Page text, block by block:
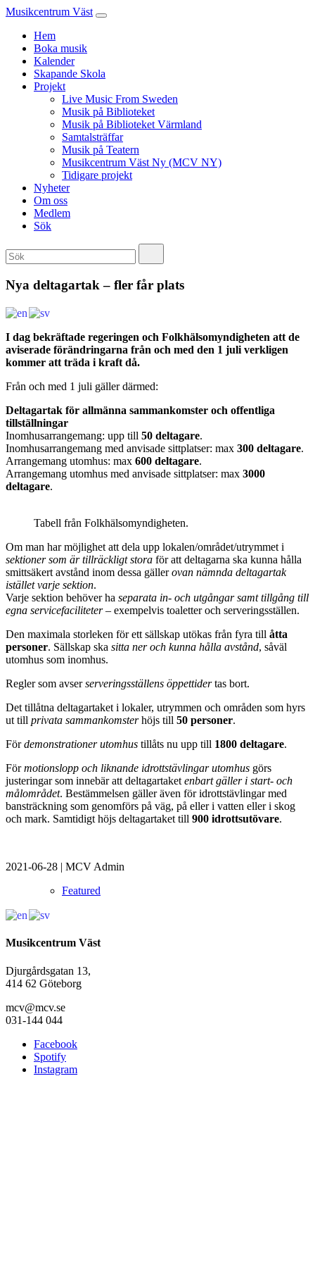
Musikcentrum Väst
Hem
Boka musik
Kalender
Skapande Skola
Projekt
Live Music From Sweden
Musik på Biblioteket
Musik på Biblioteket Värmland
Samtalsträffar
Musik på Teatern
Musikcentrum Väst Ny (MCV NY)
Tidigare projekt
Nyheter
Om oss
Medlem
Sök
Nya deltagartak – fler får plats
I dag bekräftade regeringen och Folkhälsomyndigheten att de
aviserade förändringarna från och med den 1 juli verkligen
kommer att träda i kraft då.
Från och med 1 juli gäller därmed:
Deltagartak för allmänna sammankomster och offentliga
tillställningar
Inomhusarrangemang: upp till 50 deltagare.
Inomhusarrangemang med anvisade sittplatser: max 300 deltagare.
Arrangemang utomhus: max 600 deltagare.
Arrangemang utomhus med anvisade sittplatser: max 3000
deltagare.
Tabell från Folkhälsomyndigheten.
Om man har möjlighet att dela upp lokalen/området/utrymmet i
sektioner som är tillräckligt stora för att deltagarna ska kunna hålla
smittsäkert avstånd inom dessa gällerovan nämnda deltagartak
istället varje sektion.
Varje sektion behöver ha separata in- och utgångar samt tillgång till
egna servicefaciliteter– exempelvis toaletter och serveringsställen.
Den maximala storleken för ett sällskap utökas från fyra till åtta
personer. Sällskap ska sitta ner och kunna hålla avstånd, såväl
utomhus som inomhus.
Regler som avserserveringsställens öppettidertas bort.
Det tillåtna deltagartaket i lokaler, utrymmen och områden som hyrs
ut till privata sammankomsterhöjs till 50 personer.
Fördemonstrationer utomhus tillåts nu upp till 1800 deltagare.
Förmotionslopp och liknande idrottstävlingar utomhus görs
justeringar som innebär att deltagartaket enbart gäller i start- och
målområdet. Bestämmelsen gäller även för idrottstävlingar med
bansträckning som genomförs på väg, på eller i vatten eller i skog
och mark. Samtidigt höjs deltagartaket till 900 idrottsutövare.
2021-06-28 | MCV Admin
Featured
Musikcentrum Väst
Djurgårdsgatan 13,
414 62 Göteborg
mcv@mcv.se
031-144 044
Facebook
Spotify
Instagram